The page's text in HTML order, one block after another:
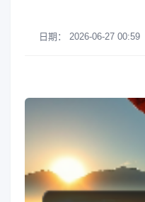
日期： 2026-06-27 00:59